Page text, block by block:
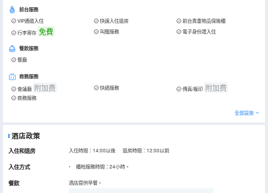
前台服務
VIP通道入住 快速入住退房
前台貴重物品保險櫃
行李寄存 免費 叫醒服務 電子身份證入住
餐飲服務
餐廳
商務服務
會議廳 附加费 快遞服務 傳真/複印 附加费
商務服務
全部設施
酒店政策
入住和退房 入住時間：14:00以後 退房時間：12:00以前
入住方式 櫃枱服務時間：24小時。
餐飲 酒店提供早餐。